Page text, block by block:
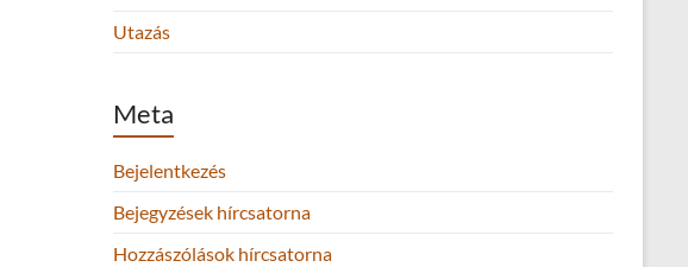
Utazás
Meta
Bejelentkezés
Bejegyzések hírcsatorna
Hozzászólások hírcsatorna